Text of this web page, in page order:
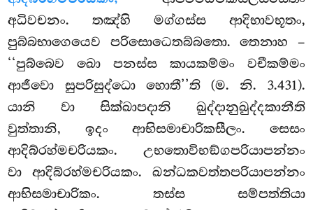
අධිවචනං. තඤ්හි මග්ගස්ස ආදිභාවභූතං,
පුබ්බභාගෙයෙව පරිසොධෙතබ්බතො. තෙනාහ –
‘‘පුබ්බෙව ඛො පනස්ස කායකම්මං වචීකම්මං
ආජීවො සුපරිසුද්ධො හොතී’’ති (ම. නි. 3.431).
යානි වා සික්ඛාපදානි ඛුද්දානුඛුද්දකානීති
වුත්තානි, ඉදං ආභිසමාචාරිකසීලං. සෙසං
ආදිබ්රහ්මචරියකං. උභතොවිභඞ්ගපරියාපන්නං
වා ආදිබ්රහ්මචරියකං. ඛන්ධකවත්තපරියාපන්නං
ආභිසමාචාරිකං. තස්ස සම්පත්තියා